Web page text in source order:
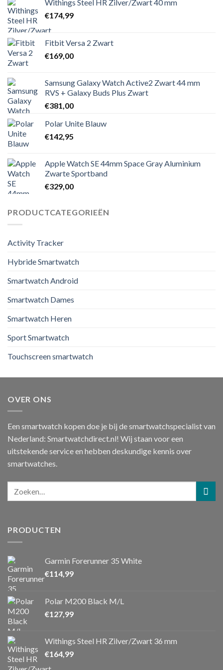
Withings Steel HR Zilver/Zwart 40 mm
€174,99
Fitbit Versa 2 Zwart
€169,00
Samsung Galaxy Watch Active2 Zwart 44 mm
RVS + Galaxy Buds Plus Zwart
€381,00
Polar Unite Blauw
€142,95
Apple Watch SE 44mm Space Gray Aluminium
Zwarte Sportband
€329,00
PRODUCTCATEGORIEËN
Activity Tracker
Hybride Smartwatch
Smartwatch Android
Smartwatch Dames
Smartwatch Heren
Sport Smartwatch
Touchscreen smartwatch
OVER ONS
Een smartwatch kopen doe je bij de smartwatchspecialist van
Nederland: Smartwatchdirect.nl! Wij staan voor een
uitstekende service en hebben deskundige kennis over
smartwatches.
PRODUCTEN
Garmin Forerunner 35 White
€114,99
Polar M200 Black M/L
€127,99
Withings Steel HR Zilver/Zwart 36 mm
€164,99